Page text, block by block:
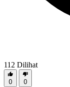
112 Dilihat
0 0